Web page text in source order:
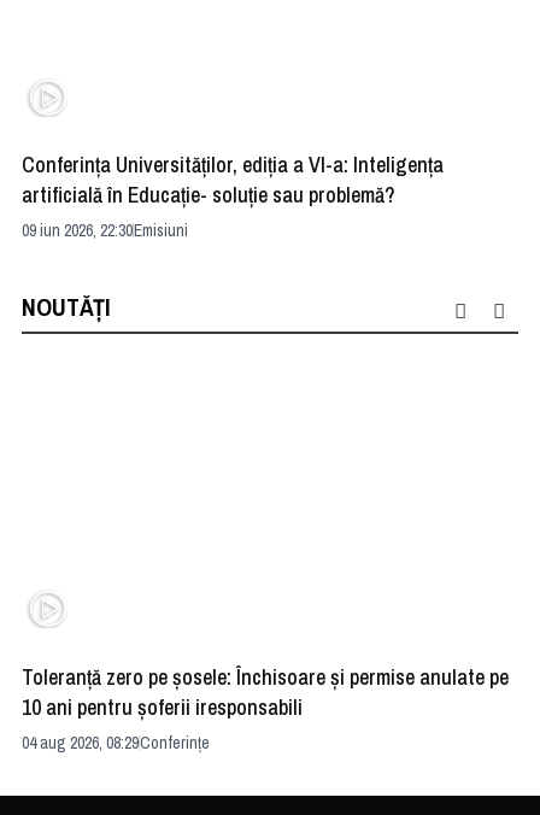
Conferința Universităților, ediția a VI-a: Inteligența
artificială în Educație- soluție sau problemă?
09 iun 2026, 22:30Emisiuni
NOUTĂȚI
Toleranță zero pe șosele: Închisoare și permise anulate pe
10 ani pentru șoferii iresponsabili
04 aug 2026, 08:29Conferințe